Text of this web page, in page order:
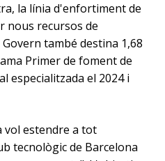
la línia d'enfortiment de
nous recursos de
també destina 1,68
Primer de foment de
especialitzada el 2024 i
vol estendre a tot
tecnològic de Barcelona